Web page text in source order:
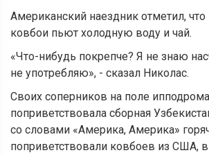
Американский наездник отметил,
ковбои пьют холодную воду и чай.
«Что-нибудь покрепче? Я не знаю
не употребляю», - сказал Николас.
Своих соперников на поле
поприветствовала сборная
со словами «Америка, Америка»
поприветствовали ковбоев из США,